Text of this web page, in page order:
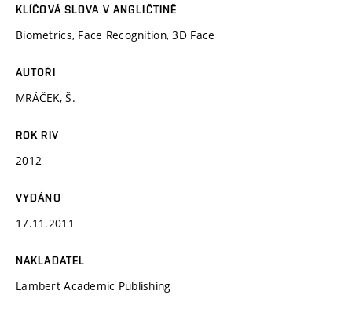
KLÍČOVÁ SLOVA V ANGLIČTINĚ
Biometrics, Face Recognition, 3D Face
AUTOŘI
MRÁČEK, Š.
ROK RIV
2012
VYDÁNO
17.11.2011
NAKLADATEL
Lambert Academic Publishing